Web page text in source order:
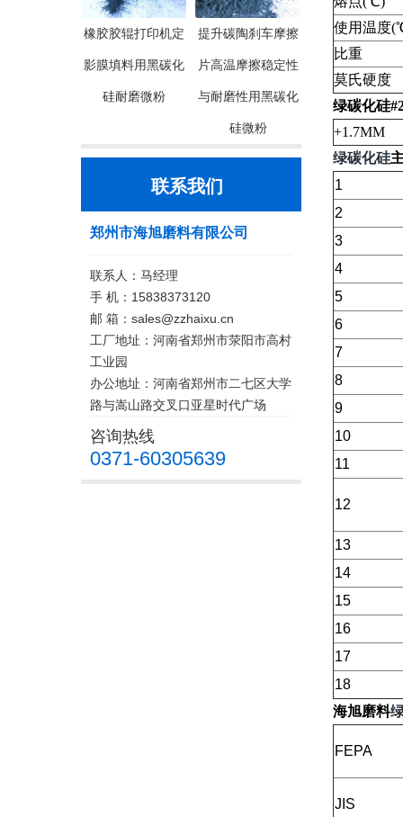
橡胶胶辊打印机定
影膜填料用黑碳化
硅耐磨微粉
提升碳陶刹车摩擦
片高温摩擦稳定性
与耐磨性用黑碳化
硅微粉
联系我们
郑州市海旭磨料有限公司
联系人：马经理
手 机：15838373120
邮 箱：sales@zzhaixu.cn
工厂地址：河南省郑州市荥阳市高村
工业园
办公地址：河南省郑州市二七区大学
路与嵩山路交叉口亚星时代广场
咨询热线
0371-60305639
使用温度
比重
莫氏硬度
绿碳化硅
+1.7MM
绿碳化硅
1
2
3
4
5
6
7
8
9
10
11
12
13
14
15
16
17
18
海旭磨料
FEPA
JIS